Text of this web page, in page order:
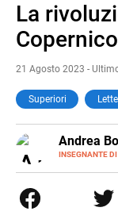
La
21 Agosto 2023 -
Superiori
Andrea
INSEGNANTE
E-
MAIL
storia